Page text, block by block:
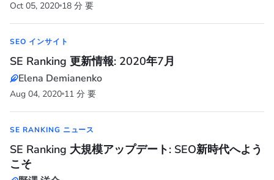
Oct 05, 2020 18 分 要
SEO インサイト
SE Ranking 更新情報: 2020年7月
Elena Demianenko
Aug 04, 2020 11 分 要
SE RANKING ニュース
SE Ranking 大規模アップデート: SEO新時代へよう
こそ